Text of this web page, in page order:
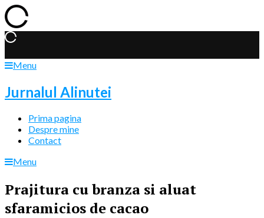
Menu
Jurnalul Alinutei
Prima pagina
Despre mine
Contact
Menu
Prajitura cu branza si aluat
sfaramicios de cacao